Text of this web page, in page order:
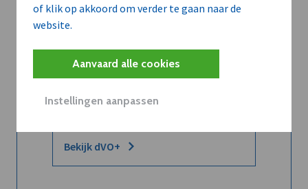
of klik op akkoord om verder te gaan naar de
website.
Aanvaard alle cookies
Instellingen aanpassen
leren kennen maar dat men u ook
dVO helpt u het maximale te halen uit
Bekijk dVO+